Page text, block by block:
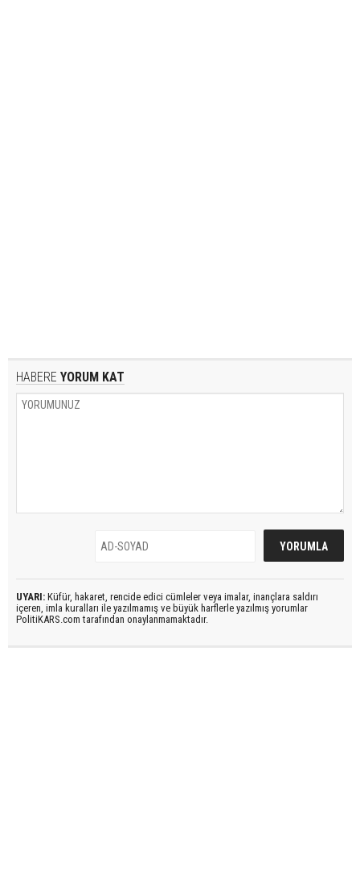
HABERE YORUM KAT
UYARI: Küfür, hakaret, rencide edici cümleler veya imalar, inançlara saldırı
içeren, imla kuralları ile yazılmamış ve büyük harflerle yazılmış yorumlar
PolitiKARS.com tarafından onaylanmamaktadır.